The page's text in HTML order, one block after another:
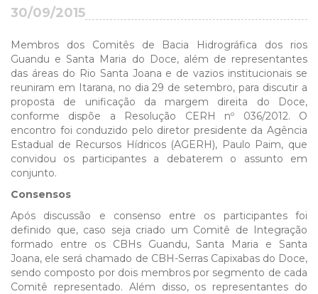
30/09/2015
Membros dos Comitês de Bacia Hidrográfica dos rios
Guandu e Santa Maria do Doce, além de representantes
das áreas do Rio Santa Joana e de vazios institucionais se
reuniram em Itarana, no dia 29 de setembro, para discutir a
proposta de unificação da margem direita do Doce,
conforme dispõe a Resolução CERH nº 036/2012. O
encontro foi conduzido pelo diretor presidente da Agência
Estadual de Recursos Hídricos (AGERH), Paulo Paim, que
convidou os participantes a debaterem o assunto em
conjunto.
Consensos
Após discussão e consenso entre os participantes foi
definido que, caso seja criado um Comitê de Integração
formado entre os CBHs Guandu, Santa Maria e Santa
Joana, ele será chamado de CBH-Serras Capixabas do Doce,
sendo composto por dois membros por segmento de cada
Comitê representado. Além disso, os representantes do